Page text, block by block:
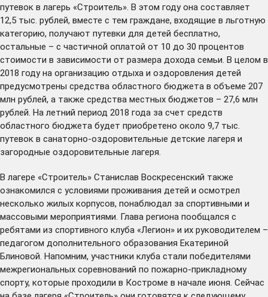
путевок в лагерь «Строитель». В этом году она составляет
12,5 тыс. рублей, вместе с тем граждане, входящие в льготную
категорию, получают путевки для детей бесплатно,
остальные – с частичной оплатой от 10 до 30 процентов
стоимости в зависимости от размера дохода семьи. В целом в
2018 году на организацию отдыха и оздоровления детей
предусмотрены средства областного бюджета в объеме 207
млн рублей, а также средства местных бюджетов – 27,6 млн
рублей. На летний период 2018 года за счет средств
областного бюджета будет приобретено около 9,7 тыс.
путевок в санаторно-оздоровительные детские лагеря и
загородные оздоровительные лагеря.
В лагере «Строитель» Станислав Воскресенский также
ознакомился с условиями проживания детей и осмотрел
несколько жилых корпусов, понаблюдал за спортивными и
массовыми мероприятиями. Глава региона пообщался с
ребятами из спортивного клуба «Легион» и их руководителем –
педагогом дополнительного образования Екатериной
Блиновой. Напомним, участники клуба стали победителями
межрегиональных соревнований по пожарно-прикладному
спорту, которые проходили в Костроме в начале июня. Сейчас